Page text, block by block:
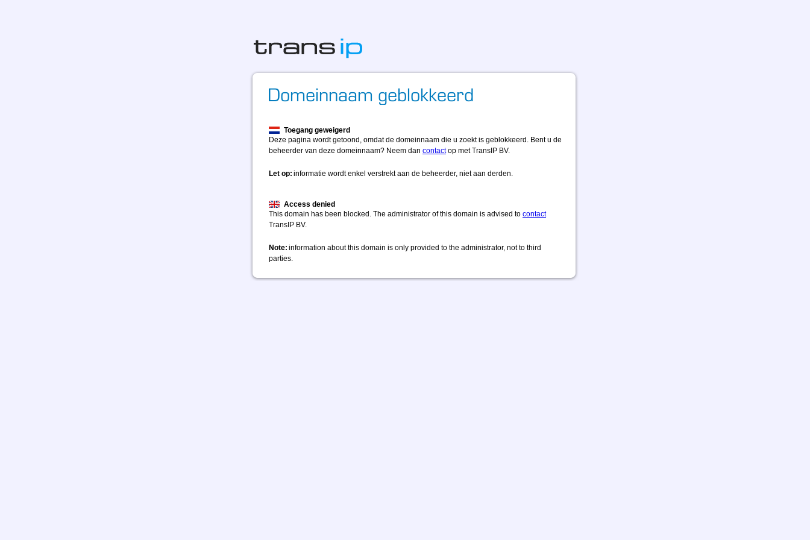
Toegang geweigerd
Deze pagina wordt getoond, omdat de domeinnaam die u zoekt is geblokkeerd. Bent u de
beheerder van deze domeinnaam? Neem dan contactop met TransIP BV.
Let op: informatie wordt enkel verstrekt aan de beheerder, niet aan derden.
Access denied
This domain has been blocked. The administrator of this domain is advised to contact
TransIP BV.
Note: information about this domain is only provided to the administrator, not to third
parties.